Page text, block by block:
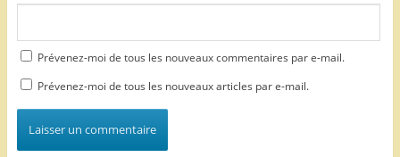
Prévenez-moi de tous les nouveaux commentaires par e-mail.
Prévenez-moi de tous les nouveaux articles par e-mail.